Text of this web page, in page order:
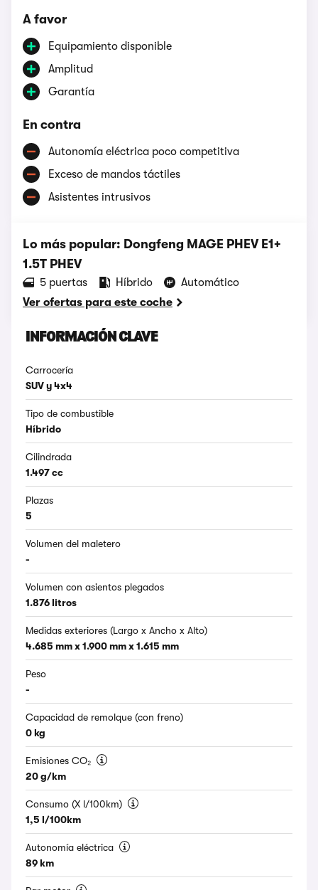
A favor
Equipamiento disponible
Amplitud
Garantía
En contra
Autonomía eléctrica poco competitiva
Exceso de mandos táctiles
Asistentes intrusivos
Lo más popular: Dongfeng MAGE PHEV E1+
1.5T PHEV
5 puertas Híbrido
Automático
Ver ofertas para este coche
INFORMACIÓN CLAVE
Carrocería
SUV y 4x4
Tipo de combustible
Híbrido
Cilindrada
1.497 cc
Plazas
5
Volumen del maletero
-
Volumen con asientos plegados
1.876 litros
Medidas exteriores (Largo x Ancho x Alto)
4.685 mm x 1.900 mm x 1.615 mm
Peso
-
Capacidad de remolque (con freno)
0 kg
Emisiones CO₂
20 g/km
Consumo (X l/100km)
1,5 l/100km
Autonomía eléctrica
89 km